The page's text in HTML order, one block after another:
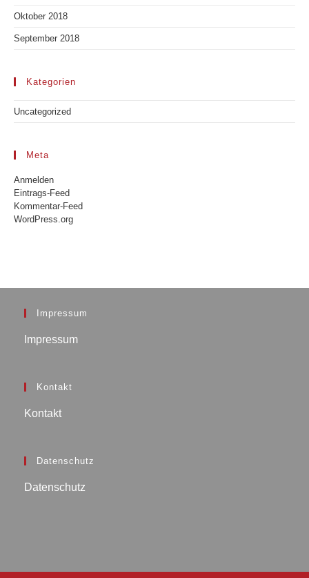
Oktober 2018
September 2018
Kategorien
Uncategorized
Meta
Anmelden
Eintrags-Feed
Kommentar-Feed
WordPress.org
Impressum
Impressum
Kontakt
Kontakt
Datenschutz
Datenschutz